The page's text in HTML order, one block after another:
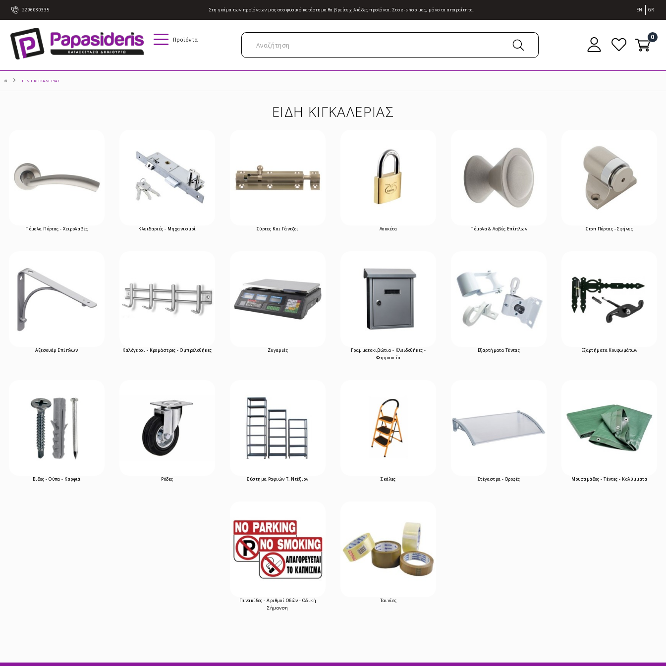
Στη γκάμα των προϊόντων μας στο φυσικό κατάστημα θα βρείτε χιλιάδες προϊόντα. Στο e-shop μας, μόνο τα απαραίτητα.
2296080335 EN GR
Προϊόντα 0
ΕΙΔΗ ΚΙΓΚΑΛΕΡΙΑΣ
Πόμολα Πόρτας - Χειρολαβές Κλειδαριές - Μηχανισμοί Σύρτες Και Γάντζοι Λουκέτα Πόμολα & Λαβές Επίπλων Στοπ Πόρτας - Σφήνες
Αξεσουάρ Επίπλων Καλόγεροι - Κρεμάστρες - Ομπρελοθήκες Ζυγαριές
Γραμματοκιβώτια - Κλειδοθήκες -
Φαρμακεία
Εξαρτήματα Τέντας Εξαρτήματα Κουφωμάτων
Βίδες - Ούπα - Καρφιά Ρόδες Σύστημα Ραφιών Τ. Ντέξιον Σκάλες Στέγαστρα - Οροφές Μουσαμάδες - Τέντες - Καλύμματα
Πινακίδες - Αριθμοί Οδών - Οδική
Σήμανση
Ταινίες
ΕΙΔΗ ΚΙΓΚΑΛΕΡΙΑΣ